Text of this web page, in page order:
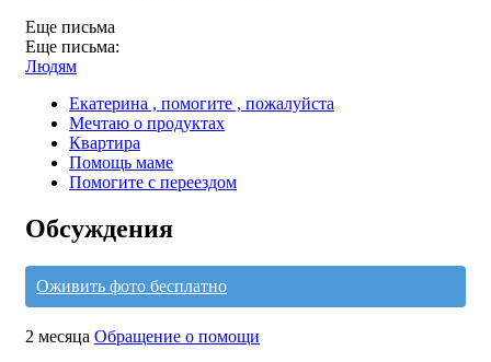
Еще письма
Еще письма:
Людям
Екатерина , помогите , пожалуйста
Мечтаю о продуктах
Квартира
Помощь маме
Помогите с переездом
Обсуждения
Оживить фото бесплатно
2 месяца Обращение о помощи